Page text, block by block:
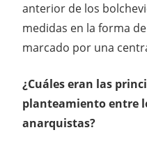
anterior de los
medidas en la forma
marcado por una
¿Cuáles eran las
planteamiento entre
anarquistas?